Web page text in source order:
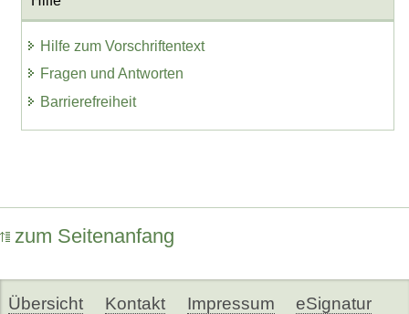
Hilfe zum Vorschriftentext
Fragen und Antworten
Barrierefreiheit
zum Seitenanfang
Übersicht Kontakt Impressum eSignatur